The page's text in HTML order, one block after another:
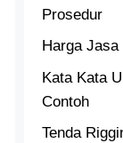
Prosedur
Harga Jasa
Kata Kata
Contoh
Tenda